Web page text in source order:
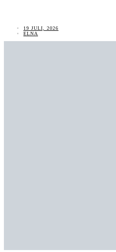
19 JULI, 2026
ELNA